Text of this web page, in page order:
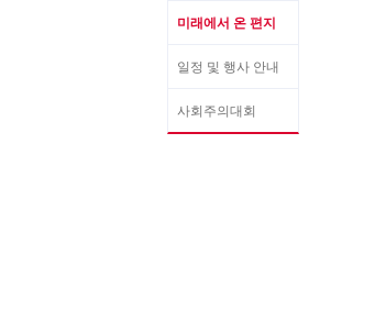
미래에서 온 편지
일정 및 행사 안내
사회주의대회